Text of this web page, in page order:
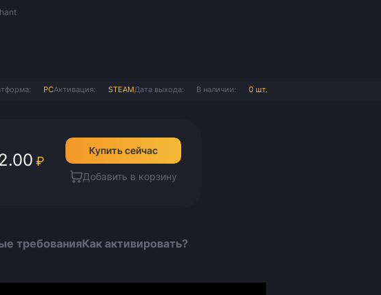
PCАктивация: STEAMДата выхода: В наличии: 0 шт.
требованияКак активировать?
₽
Купить сейчас
Добавить в корзину
Сумма к оплате (без скидок)